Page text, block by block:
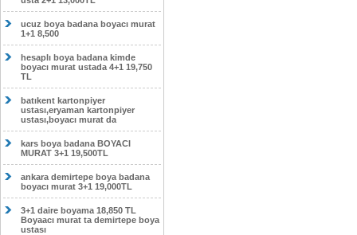
ucuz boya badana boyacı murat
1+1 8,500
hesaplı boya badana kimde
boyacı murat ustada 4+1 19,750
TL
batıkent kartonpiyer
ustası,eryaman kartonpiyer
ustası,boyacı murat da
kars boya badana BOYACI
MURAT 3+1 19,500TL
ankara demirtepe boya badana
boyacı murat 3+1 19,000TL
3+1 daire boyama 18,850 TL
Boyaacı murat ta demirtepe boya
ustası